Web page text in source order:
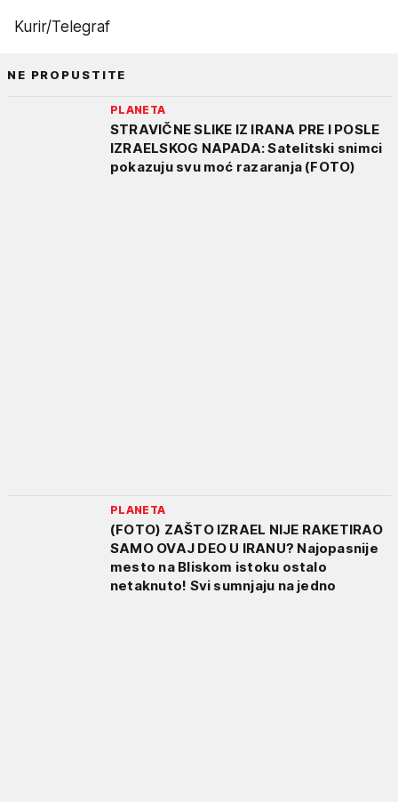
Kurir/Telegraf
NE PROPUSTITE
PLANETA
STRAVIČNE SLIKE IZ IRANA PRE I POSLE
IZRAELSKOG NAPADA: Satelitski snimci
pokazuju svu moć razaranja (FOTO)
PLANETA
(FOTO) ZAŠTO IZRAEL NIJE RAKETIRAO
SAMO OVAJ DEO U IRANU? Najopasnije
mesto na Bliskom istoku ostalo
netaknuto! Svi sumnjaju na jedno